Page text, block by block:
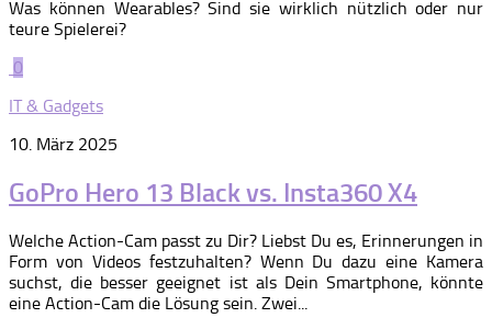
Was können Wearables? Sind sie wirklich nützlich oder nur
teure Spielerei?
0
IT & Gadgets
10. März 2025
GoPro Hero 13 Black vs. Insta360 X4
Welche Action-Cam passt zu Dir? Liebst Du es, Erinnerungen in
Form von Videos festzuhalten? Wenn Du dazu eine Kamera
suchst, die besser geeignet ist als Dein Smartphone, könnte
eine Action-Cam die Lösung sein. Zwei...